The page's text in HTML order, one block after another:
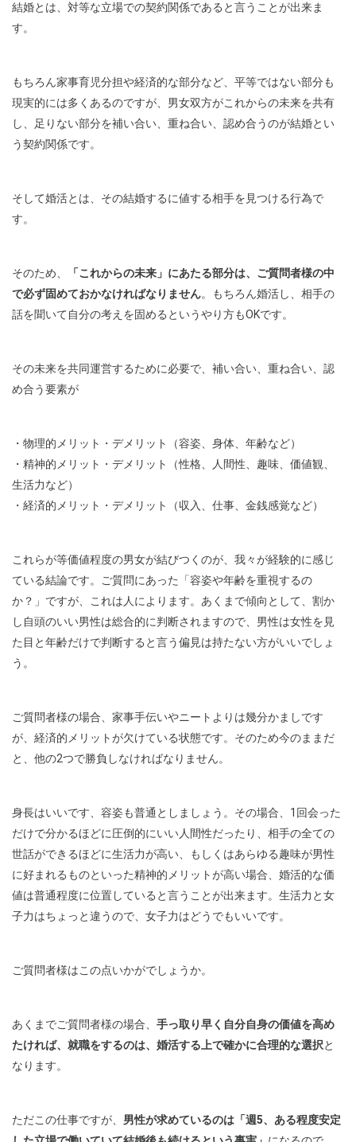
結婚とは、対等な立場での契約関係であると言うことが出来ま
す。
もちろん家事育児分担や経済的な部分など、平等ではない部分も
現実的には多くあるのですが、男女双方がこれからの未来を共有
し、足りない部分を補い合い、重ね合い、認め合うのが結婚とい
う契約関係です。
そして婚活とは、その結婚するに値する相手を見つける行為で
す。
そのため、
「これからの未来」にあたる部分は、ご質問者様の中
で必ず固めておかなければなりません。もちろん婚活し、相手の
話を聞いて自分の考えを固めるというやり方もOKです。
その未来を共同運営するために必要で、補い合い、重ね合い、認
め合う要素が
・物理的メリット・デメリット（容姿、身体、年齢など）
・精神的メリット・デメリット（性格、人間性、趣味、価値観、
生活力など）
・経済的メリット・デメリット（収入、仕事、金銭感覚など）
これらが等価値程度の男女が結びつくのが、我々が経験的に感じ
ている結論です。ご質問にあった「容姿や年齢を重視するの
か？」ですが、これは人によります。あくまで傾向として、割か
し自頭のいい男性は総合的に判断されますので、男性は女性を見
た目と年齢だけで判断すると言う偏見は持たない方がいいでしょ
う。
ご質問者様の場合、家事手伝いやニートよりは幾分かましです
が、経済的メリットが欠けている状態です。そのため今のままだ
と、他の2つで勝負しなければなりません。
身長はいいです、容姿も普通としましょう。その場合、1回会った
だけで分かるほどに圧倒的にいい人間性だったり、相手の全ての
世話ができるほどに生活力が高い、もしくはあらゆる趣味が男性
に好まれるものといった精神的メリットが高い場合、婚活的な価
値は普通程度に位置していると言うことが出来ます。生活力と女
子力はちょっと違うので、女子力はどうでもいいです。
ご質問者様はこの点いかがでしょうか。
あくまでご質問者様の場合、 手っ取り早く自分自身の価値を高め
たければ、就職をするのは、婚活する上で確かに合理的な選択と
なります。
ただこの仕事ですが、 男性が求めているのは「週5、ある程度安定